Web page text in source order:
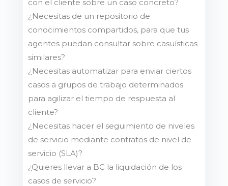
con el cliente sobre un caso concreto?
¿Necesitas de un repositorio de
conocimientos compartidos, para que tus
agentes puedan consultar sobre casuísticas
similares?
¿Necesitas automatizar para enviar ciertos
casos a grupos de trabajo determinados
para agilizar el tiempo de respuesta al
cliente?
¿Necesitas hacer el seguimiento de niveles
de servicio mediante contratos de nivel de
servicio (SLA)?
¿Quieres llevar a BC la liquidación de los
casos de servicio?